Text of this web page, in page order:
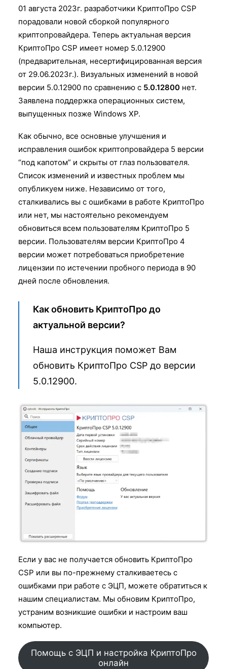
01 августа 2023г. разработчики КриптоПро CSP
порадовали новой сборкой популярного
криптопровайдера. Теперь актуальная версия
КриптоПро CSP имеет номер 5.0.12900
(предварительная, несертифицированная версия
от 29.06.2023г.). Визуальных изменений в новой
версии 5.0.12900 по сравнению с 5.0.12800 нет.
Заявлена поддержка операционных систем,
выпущенных позже Windows XP.
Как обычно, все основные улучшения и
исправления ошибок криптопровайдера 5 версии
“под капотом” и скрыты от глаз пользователя.
Список изменений и известных проблем мы
опубликуем ниже. Независимо от того,
сталкивались вы с ошибками в работе КриптоПро
или нет, мы настоятельно рекомендуем
обновиться всем пользователям КриптоПро 5
версии. Пользователям версии КриптоПро 4
версии может потребоваться приобретение
лицензии по истечении пробного периода в 90
дней после обновления.
Как обновить КриптоПро до
актуальной версии?
Наша инструкция поможет Вам
обновить КриптоПро CSP до версии
5.0.12900.
Если у вас не получается обновить КриптоПро
CSP или вы по-прежнему сталкиваетесь с
ошибками при работе с ЭЦП, можете обратиться к
нашим специалистам. Мы обновим КриптоПро,
устраним возникшие ошибки и настроим ваш
компьютер.
Помощь с ЭЦП и настройка КриптоПро
онлайн